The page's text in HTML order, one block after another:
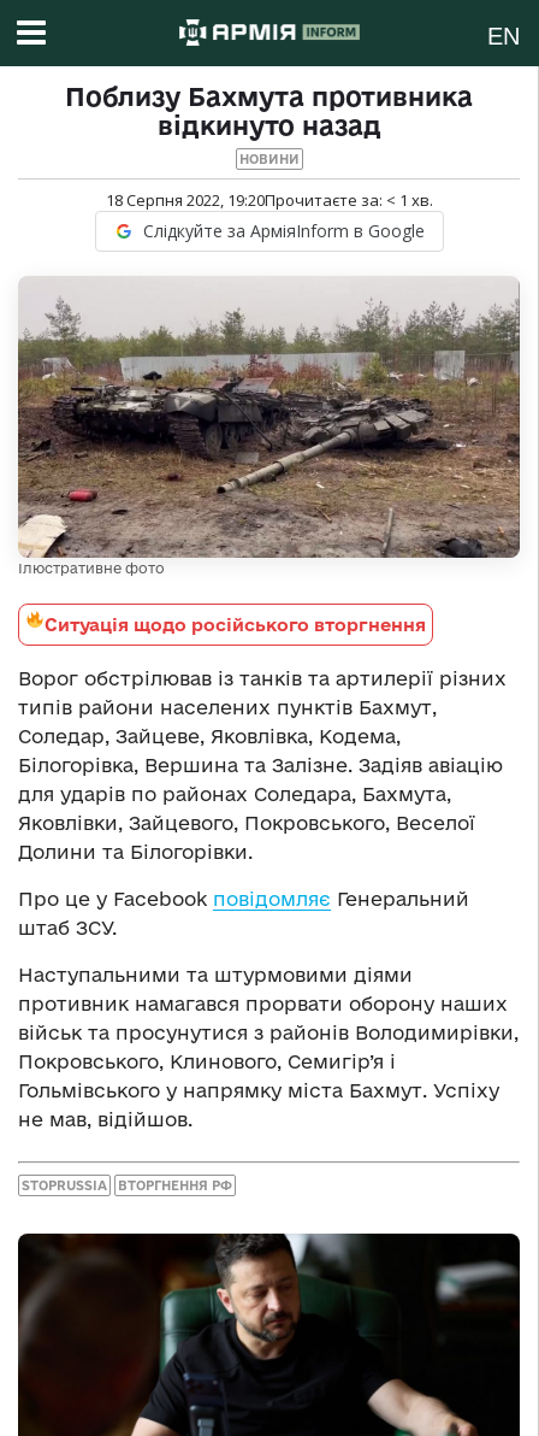
EN
Поблизу Бахмута противника
відкинуто назад
НОВИНИ
18 Серпня 2022, 19:20Прочитаєте за: < 1 хв.
Слідкуйте за АрміяInform в Google
Ілюстративне фото
Ситуація щодо російського вторгнення
Ворог обстрілював із танків та артилерії різних
типів райони населених пунктів Бахмут,
Соледар, Зайцеве, Яковлівка, Кодема,
Білогорівка, Вершина та Залізне. Задіяв авіацію
для ударів по районах Соледара, Бахмута,
Яковлівки, Зайцевого, Покровського, Веселої
Долини та Білогорівки.
Про це у Facebook повідомляє Генеральний
штаб ЗСУ.
Наступальними та штурмовими діями
противник намагався прорвати оборону наших
військ та просунутися з районів Володимирівки,
Покровського, Клинового, Семигір’я і
Гольмівського у напрямку міста Бахмут. Успіху
не мав, відійшов.
STOPRUSSIA ВТОРГНЕННЯ РФ